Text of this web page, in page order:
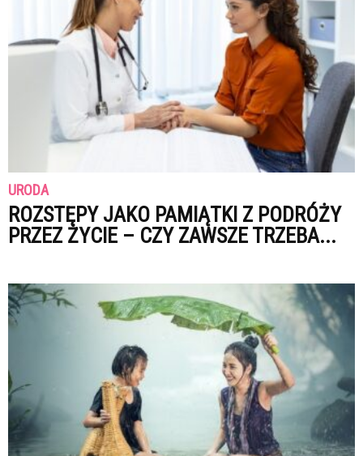
URODA
ROZSTĘPY JAKO PAMIĄTKI Z PODRÓŻY
PRZEZ ŻYCIE – CZY ZAWSZE TRZEBA...